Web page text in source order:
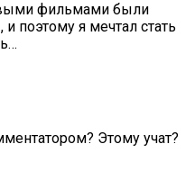
фильмами были
поэтому я мечтал стать
Этому учат?